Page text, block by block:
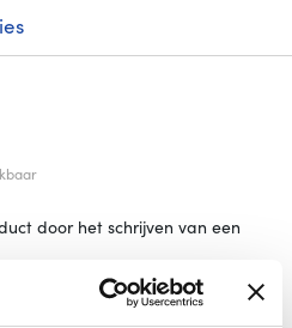
door het schrijven van een